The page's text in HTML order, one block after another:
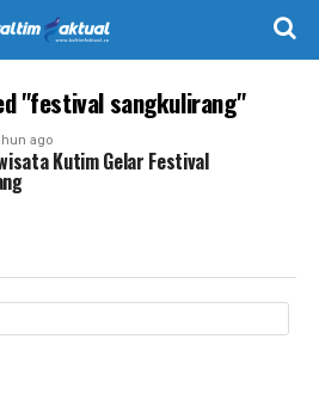
"festival sangkulirang"
ago
Kutim Gelar Festival